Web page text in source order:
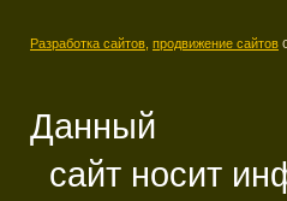
Разработка сайтов, продвижение сайтов
Данный
сайт носит